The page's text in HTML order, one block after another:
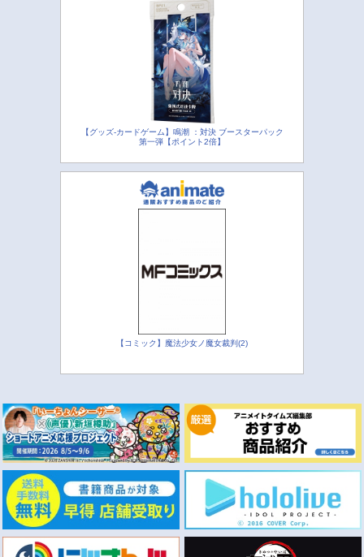
【グッズ-カードゲーム】鳴潮 ：対決 ブースターパック
第一弾【ポイント2倍】
【コミック】魔法少女ノ魔女裁判(2)